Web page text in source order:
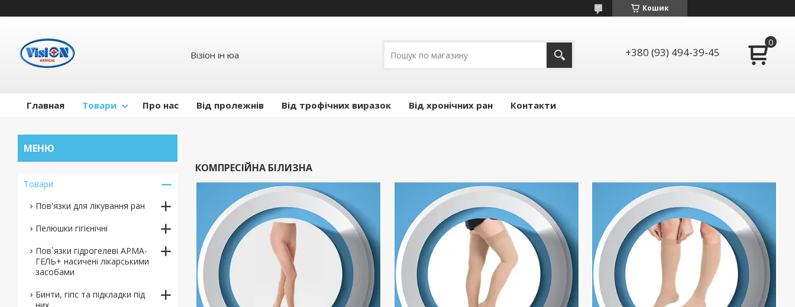
Кошик
Візіон ін юа +380 (93) 494-39-45
Главная Товари Про нас Від пролежнів Від трофічних виразок Від хронічних ран Контакти
КОМПРЕСІЙНА БІЛИЗНА
Товари
Пов'язки для лікування ран
Пелюшки гігієнічні
Пов`язки гідрогелеві АРМА-
ГЕЛЬ+ насичені лікарськими
засобами
Бинти, гіпс та підкладки під